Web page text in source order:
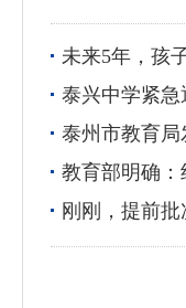
未来5年，孩
泰兴中学紧急
泰州市教育局
教育部明确：
刚刚，提前批